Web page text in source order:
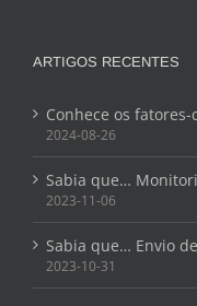
ARTIGOS RECENTES
Conhece os
2024-08-26
Sabia que…
2023-11-06
Sabia que… Envio
2023-10-31